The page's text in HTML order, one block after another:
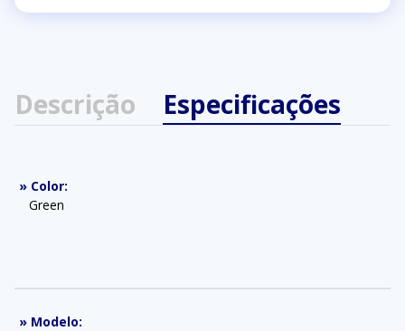
Descrição Especificações
» Color:
Green
» Modelo: